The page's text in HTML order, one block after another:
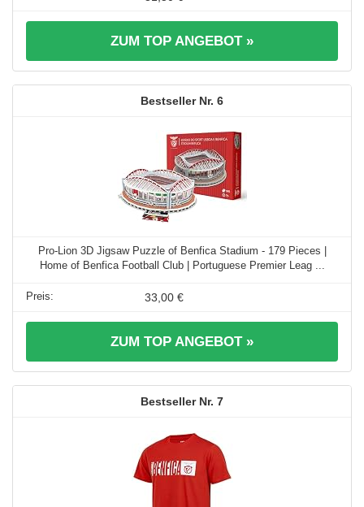
ZUM TOP ANGEBOT »
6
Pro-Lion 3D Jigsaw Puzzle of Benfica Stadium - 179 Pieces |
Home of Benfica Football Club | Portuguese Premier Leag ...
33,00 €
ZUM TOP ANGEBOT »
7